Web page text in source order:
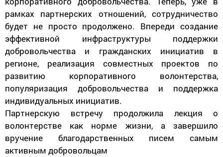
рамках партнерских отношений, сотрудничество
будет не просто продолжено. Впереди создание
эффективной инфраструктуры поддержки
добровольчества и гражданских инициатив в
регионе, реализация совместных проектов по
развитию корпоративного волонтерства,
популяризация добровольчества и поддержка
индивидуальных инициатив.
Партнерскую встречу продолжила лекция о
волонтерстве как норме жизни, а завершило
вручение благодарственных писем самым
активным добровольцам